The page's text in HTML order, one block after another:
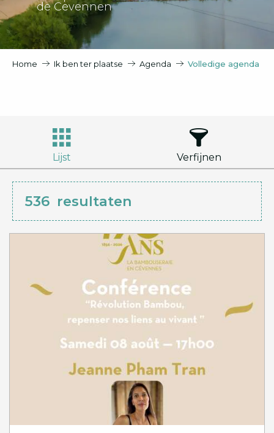
de Cevennen
Home Ik ben ter plaatse Agenda Volledige agenda
Lijst Verfijnen
536 resultaten